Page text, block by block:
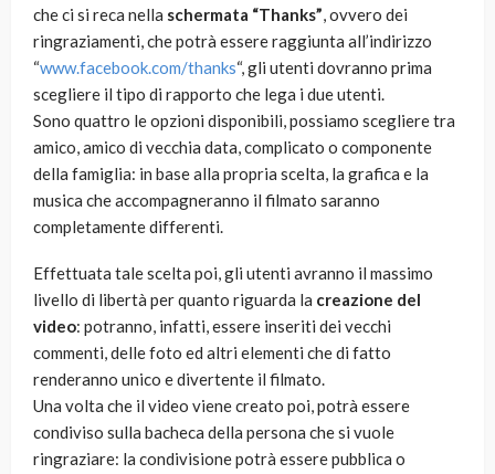
che ci si reca nella schermata “Thanks”, ovvero dei
ringraziamenti, che potrà essere raggiunta all’indirizzo
“www.facebook.com/thanks“, gli utenti dovranno prima
scegliere il tipo di rapporto che lega i due utenti.
Sono quattro le opzioni disponibili, possiamo scegliere tra
amico, amico di vecchia data, complicato o componente
della famiglia: in base alla propria scelta, la grafica e la
musica che accompagneranno il filmato saranno
completamente differenti.
Effettuata tale scelta poi, gli utenti avranno il massimo
livello di libertà per quanto riguarda la creazione del
video: potranno, infatti, essere inseriti dei vecchi
commenti, delle foto ed altri elementi che di fatto
renderanno unico e divertente il filmato.
Una volta che il video viene creato poi, potrà essere
condiviso sulla bacheca della persona che si vuole
ringraziare: la condivisione potrà essere pubblica o